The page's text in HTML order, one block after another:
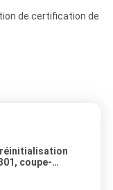
de certification de
coupe-